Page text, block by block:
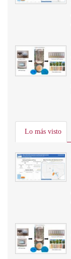
Lo más visto